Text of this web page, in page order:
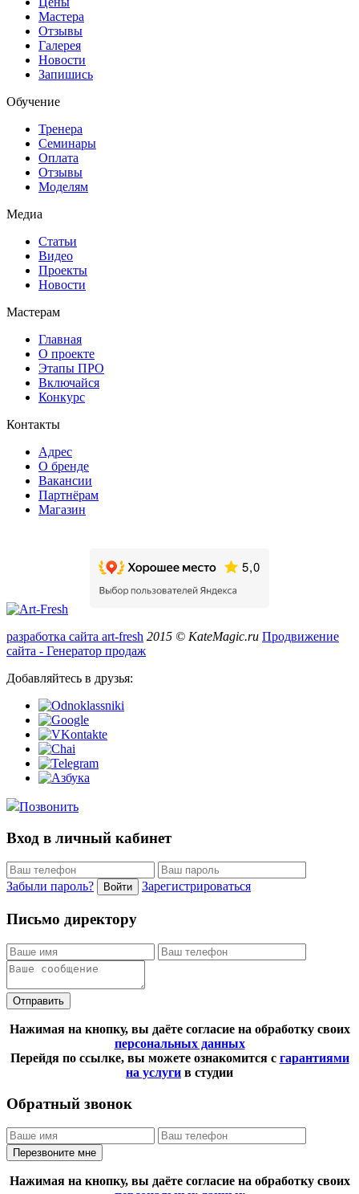
Мастера
Отзывы
Галерея
Новости
Запишись
Обучение
Тренера
Семинары
Оплата
Отзывы
Моделям
Медиа
Статьи
Видео
Проекты
Новости
Мастерам
Главная
О проекте
Этапы ПРО
Включайся
Конкурс
Контакты
Адрес
О бренде
Вакансии
Партнёрам
Магазин
разработка сайта art-fresh 2015 © KateMagic.ru Продвижение
сайта - Генератор продаж
Добавляйтесь в друзья:
Позвонить
Вход в личный кабинет
Забыли пароль? Войти Зарегистрироваться
Письмо директору
Отправить
Нажимая на кнопку, вы даёте согласие на обработку своих
персональных данных
Перейдя по ссылке, вы можете ознакомится с гарантиями
на услуги в студии
Обратный звонок
Перезвоните мне
Нажимая на кнопку, вы даёте согласие на обработку своих